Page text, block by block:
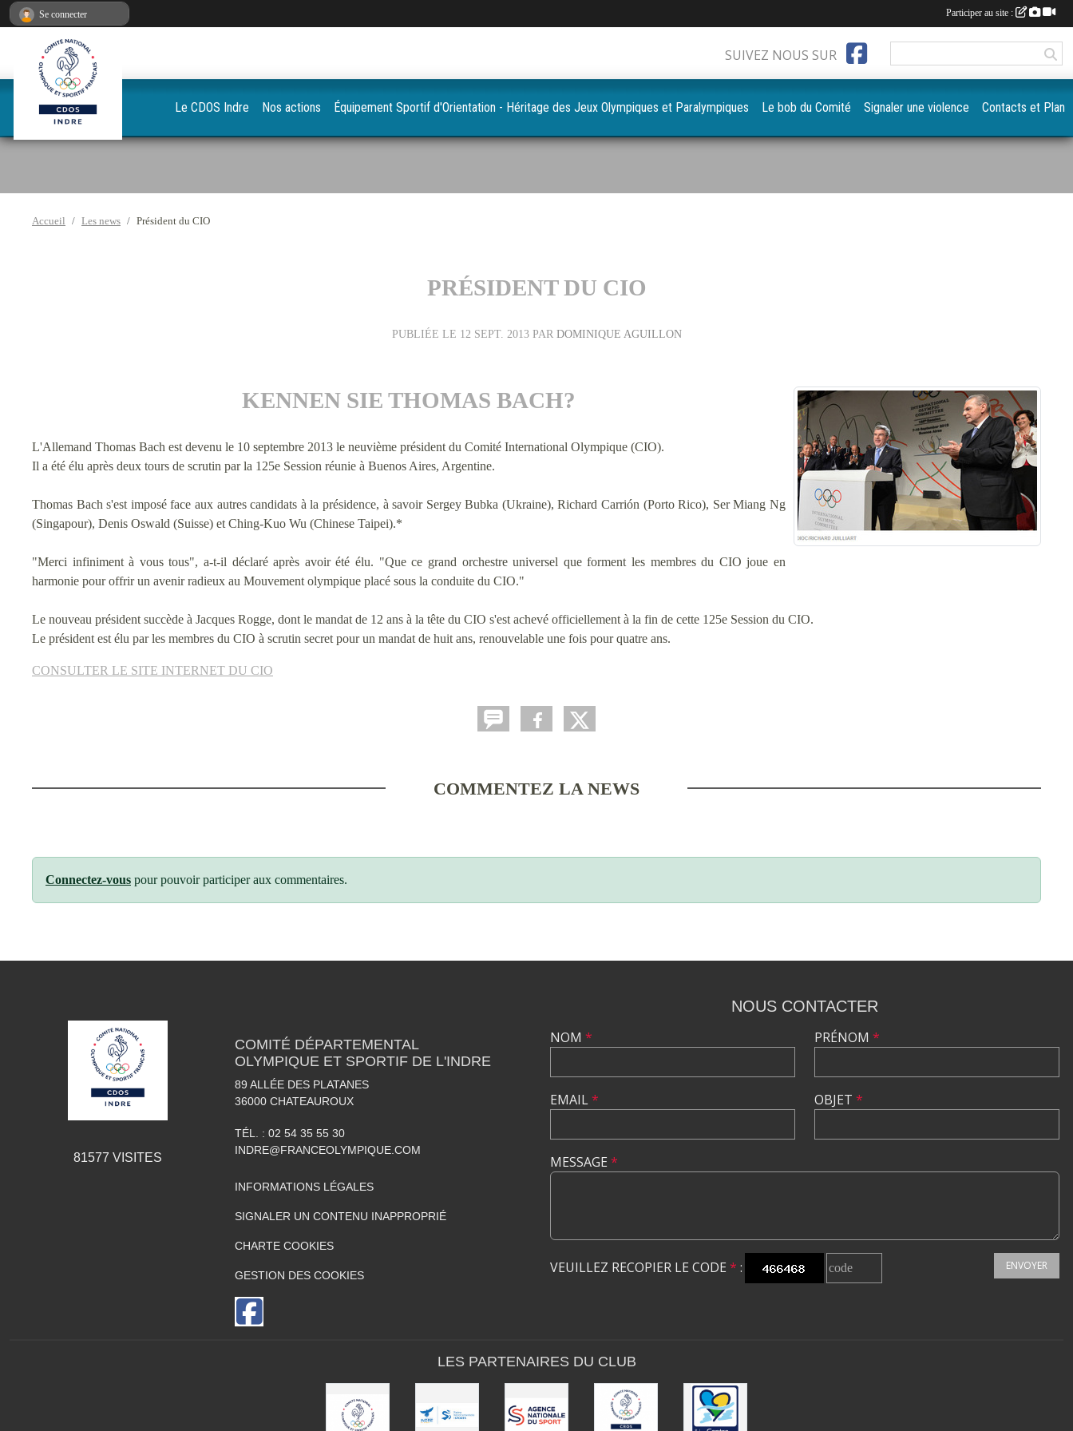
Accueil Les news Président du CIO
PRÉSIDENT DU CIO
PUBLIÉE LE 12 SEPT. 2013PAR DOMINIQUE AGUILLON
KENNEN SIE THOMAS BACH?
L'Allemand Thomas Bach est devenu le 10 septembre 2013 le neuvième président du Comité International Olympique (CIO).
Il a été élu après deux tours de scrutin par la 125e Session réunie à Buenos Aires, Argentine.
Thomas Bach s'est imposé face aux autres candidats à la présidence, à savoir Sergey Bubka (Ukraine), Richard Carrión (Porto Rico), Ser Miang Ng
(Singapour), Denis Oswald (Suisse) et Ching-Kuo Wu (Chinese Taipei).*
"Merci infiniment à vous tous", a-t-il déclaré après avoir été élu. "Que ce grand orchestre universel que forment les membres du CIO joue en
harmonie pour offrir un avenir radieux au Mouvement olympique placé sous la conduite du CIO."
Le nouveau président succède à Jacques Rogge, dont le mandat de 12 ans à la tête du CIO s'est achevé officiellement à la fin de cette 125e Session du CIO.
Le président est élu par les membres du CIO à scrutin secret pour un mandat de huit ans, renouvelable une fois pour quatre ans.
CONSULTER LE SITE INTERNET DU CIO
COMMENTEZ LA NEWS
Connectez-vous pour pouvoir participer aux commentaires.
SUIVEZ NOUS SUR
Le CDOS Indre Nos actions Équipement Sportif d'Orientation - Héritage des Jeux Olympiques et Paralympiques Le bob du Comité Signaler une violence Contacts et Plan
81577 VISITES
COMITÉ DÉPARTEMENTAL
OLYMPIQUE ET SPORTIF DE L'INDRE
89 ALLÉE DES PLATANES
36000 CHATEAUROUX
TÉL. : 02 54 35 55 30
INDRE@FRANCEOLYMPIQUE.COM
INFORMATIONS LÉGALES
SIGNALER UN CONTENU INAPPROPRIÉ
CHARTE COOKIES
GESTION DES COOKIES
NOUS CONTACTER
NOM *
EMAIL*
PRÉNOM *
OBJET *
MESSAGE *
VEUILLEZ RECOPIER LE CODE * : ENVOYER
LES PARTENAIRES DU CLUB
Se connecter Participer au site :
Panneau de gestion des cookies